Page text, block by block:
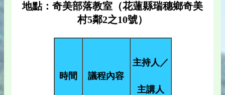
地點：奇美部落教室（花蓮縣瑞穗鄉奇美
村5鄰2之10號）
時間 議程內容
主持人／
主講人